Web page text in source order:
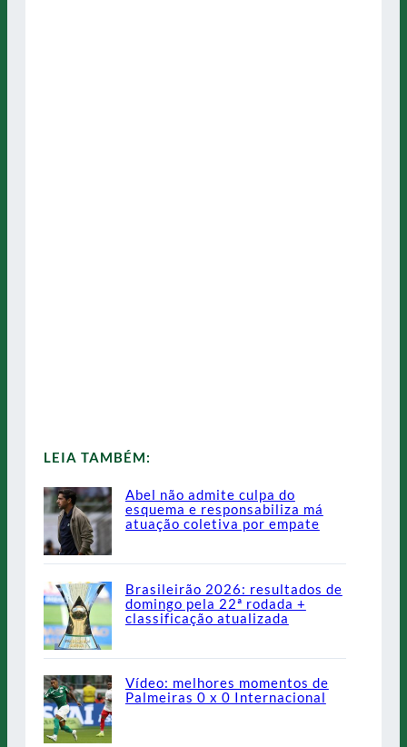
LEIA TAMBÉM:
Abel não admite culpa do
esquema e responsabiliza má
atuação coletiva por empate
Brasileirão 2026: resultados de
domingo pela 22ª rodada +
classificação atualizada
Vídeo: melhores momentos de
Palmeiras 0 x 0 Internacional